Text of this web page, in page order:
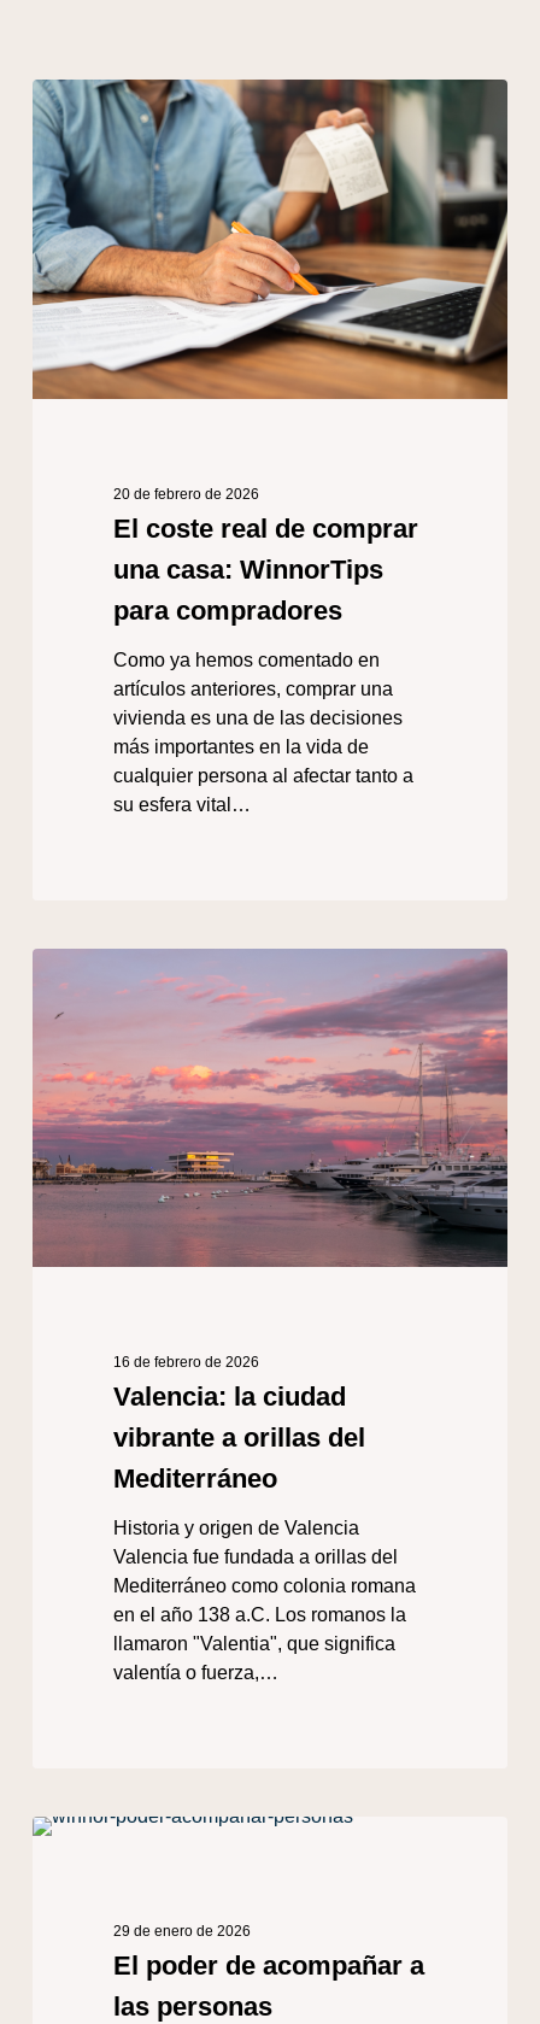
El
coste
real
de
comprar
una
casa:
WinnorTips
para
20 de febrero de 2026
El coste real de comprar
una casa: WinnorTips
para compradores
Como ya hemos comentado en
artículos anteriores, comprar una
vivienda es una de las decisiones
más importantes en la vida de
cualquier persona al afectar tanto a
su esfera vital…
ciudad
orillas
del
Mediterráneo
16 de febrero de 2026
Valencia: la ciudad
vibrante a orillas del
Mediterráneo
Historia y origen de Valencia
Valencia fue fundada a orillas del
Mediterráneo como colonia romana
en el año 138 a.C. Los romanos la
llamaron "Valentia", que significa
valentía o fuerza,…
El
29 de enero de 2026
El poder de acompañar a
las personas